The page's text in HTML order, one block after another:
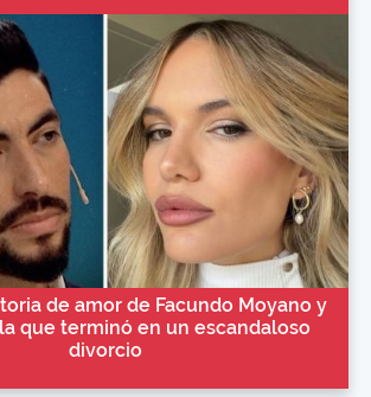
de amor de Facundo Moyano y
que terminó en un escandaloso
divorcio